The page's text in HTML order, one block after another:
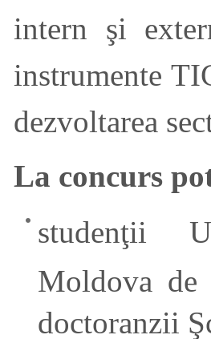
intern şi
instrumente
dezvoltarea
La concurs
studenţii
Moldova
doctoranzii